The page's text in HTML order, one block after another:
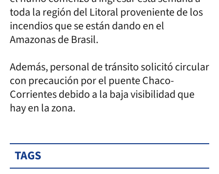
toda la región del Litoral proveniente de los
incendios que se están dando en el
Amazonas de Brasil.
Además, personal de tránsito solicitó circular
con precaución por el puente Chaco-
Corrientes debido a la baja visibilidad que
hay en la zona.
TAGS